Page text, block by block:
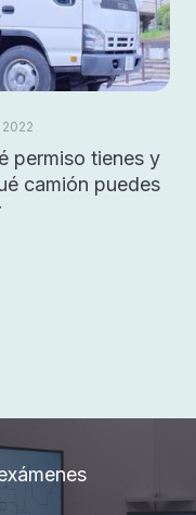
permiso tienes y
camión puedes